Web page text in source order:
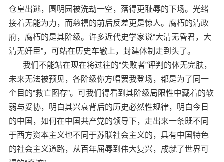
仓皇出逃，圆明园被洗劫一空，落得更耻辱的下场。光绪
接着无能为力，而慈禧的前后反差更是惊人。腐朽的清政
府，腐朽的是其阶级。许多近代史学家说“大清无昏君，大
清无奸臣”，可站在历史车辙上，封建体制走到头了。
我们不能站在现在将过往的“失败者”评判的体无完肤，
未来无法被预见，各阶级你方唱罢我登场，都是为了同一
个目的“救亡图存”。可我们得看到其阶级局限性中藏着的软
弱与妥协，明白其兴衰背后的历史必然性规律，明白今日
的中国，如何在中国共产党的领导下，走出来一条既不同
于西方资本主义也不同于苏联社会主义的，具有中国特色
的社会主义道路，从百年屈辱到伟大复兴，成就了世界可